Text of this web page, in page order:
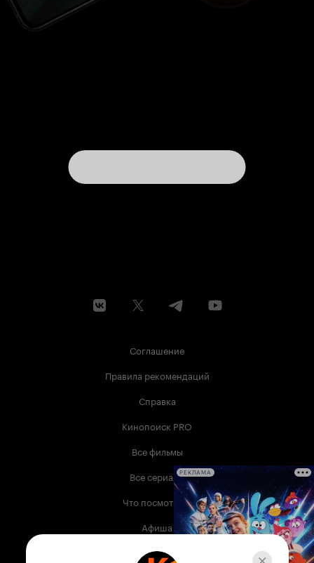
Соглашение
Правила рекомендаций
Справка
Кинопоиск PRO
Все фильмы
Все сериалы
Что посмотреть
Афиша
Музыка
РЕКЛАМА